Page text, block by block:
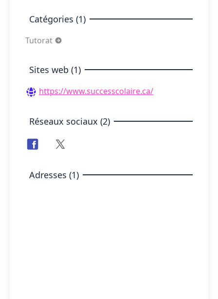
Catégories (1)
Tutorat
Sites web (1)
https://www.successcolaire.ca/
Réseaux sociaux (2)
Adresses (1)